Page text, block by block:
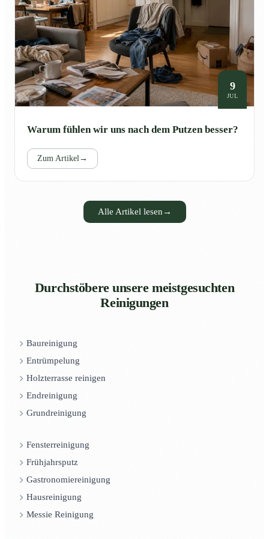
9
JUL
Warum fühlen wir uns nach dem Putzen besser?
Zum Artikel→
Alle Artikel lesen →
Durchstöbere unsere meistgesuchten
Reinigungen
Baureinigung
Entrümpelung
Holzterrasse reinigen
Endreinigung
Grundreinigung
Fensterreinigung
Frühjahrsputz
Gastronomiereinigung
Hausreinigung
Messie Reinigung